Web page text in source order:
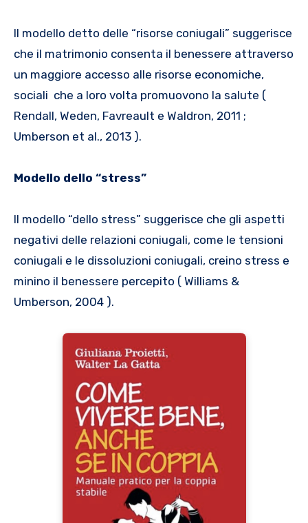
Il modello detto delle “risorse coniugali” suggerisce
che il matrimonio consenta il benessere attraverso
un maggiore accesso alle risorse economiche,
sociali che a loro volta promuovono la salute (
Rendall, Weden, Favreault e Waldron, 2011 ;
Umberson et al., 2013 ).
Modello dello “stress”
Il modello “dello stress” suggerisce che gli aspetti
negativi delle relazioni coniugali, come le tensioni
coniugali e le dissoluzioni coniugali, creino stress e
minino il benessere percepito ( Williams &
Umberson, 2004 ).